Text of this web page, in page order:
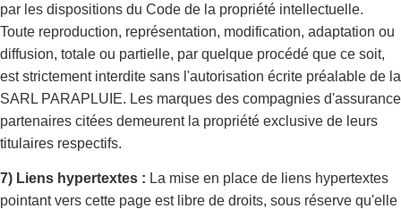
par les dispositions du Code de la propriété intellectuelle.
Toute reproduction, représentation, modification, adaptation ou
diffusion, totale ou partielle, par quelque procédé que ce soit,
est strictement interdite sans l'autorisation écrite préalable de la
SARL PARAPLUIE. Les marques des compagnies d'assurance
partenaires citées demeurent la propriété exclusive de leurs
titulaires respectifs.
7) Liens hypertextes : La mise en place de liens hypertextes
pointant vers cette page est libre de droits, sous réserve qu'elle